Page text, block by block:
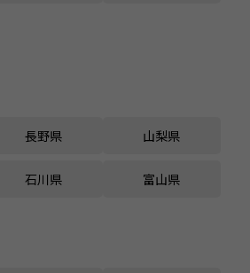
長野県 山梨県
石川県 富山県